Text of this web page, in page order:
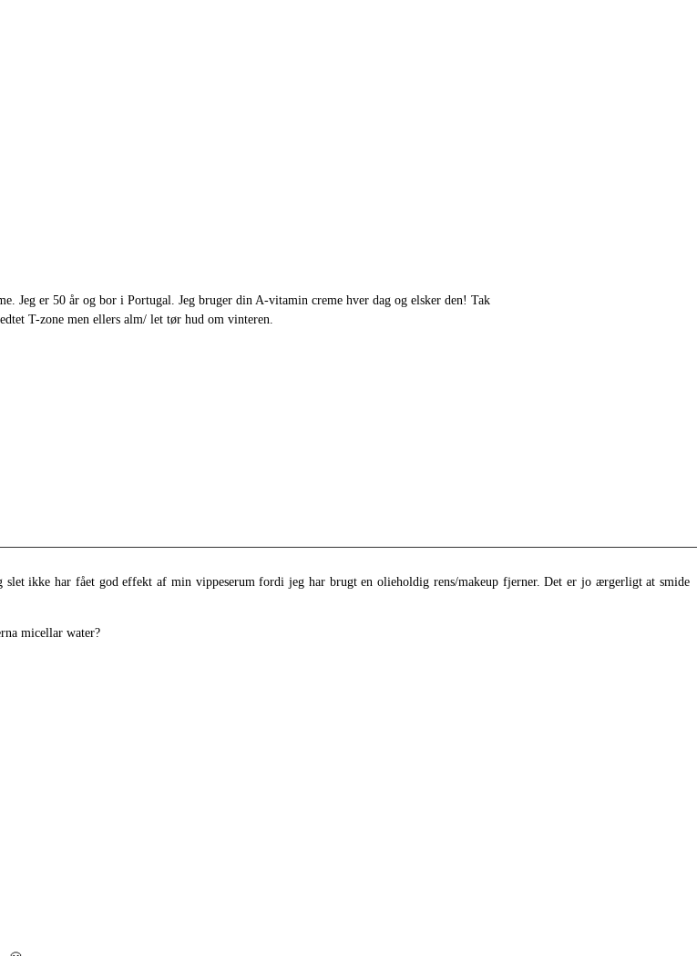
Jeg er 50 år og bor i Portugal. Jeg bruger din A-vitamin creme hver dag og elsker den! Tak
T-zone men ellers alm/ let tør hud om vinteren.
ikke har fået god effekt af min vippeserum fordi jeg har brugt en olieholdig rens/makeup fjerner. Det er jo ærgerligt at smide
micellar water?